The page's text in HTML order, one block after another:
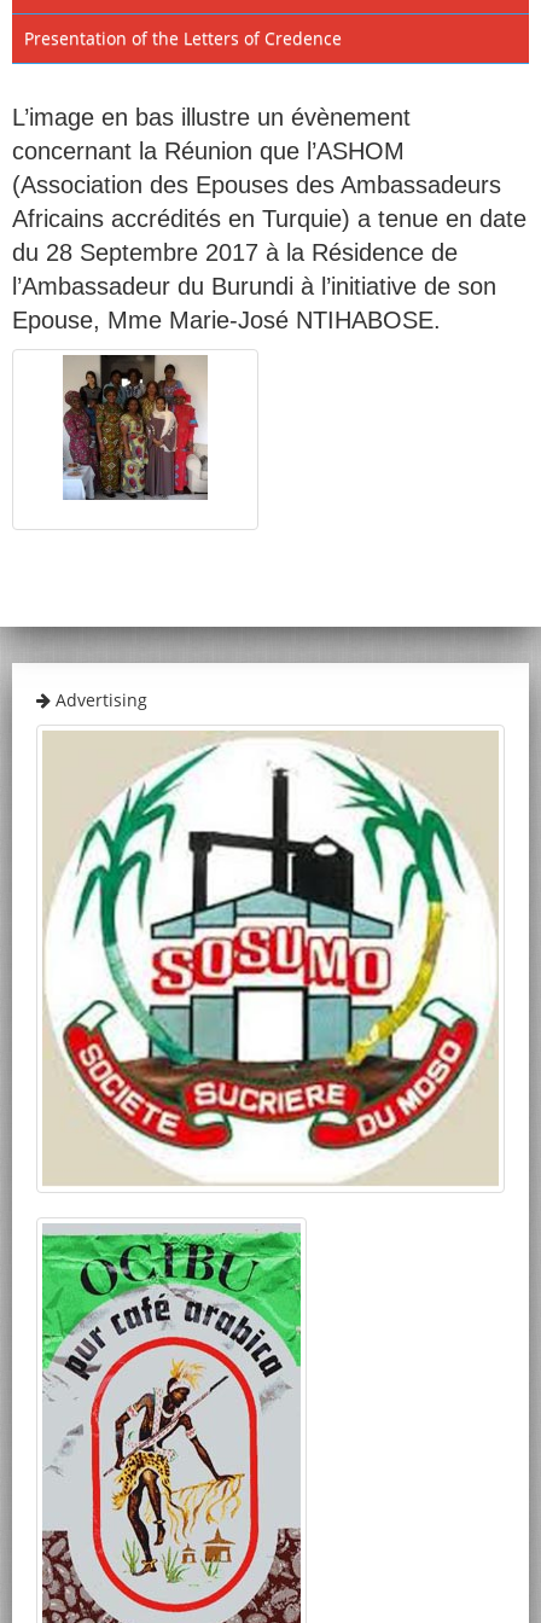
Presentation of the Letters of Credence
L’image en bas illustre un évènement
concernant la Réunion que l’ASHOM
(Association des Epouses des Ambassadeurs
Africains accrédités en Turquie) a tenue en date
du 28 Septembre 2017 à la Résidence de
l’Ambassadeur du Burundi à l’initiative de son
Epouse, Mme Marie-José NTIHABOSE.
Advertising